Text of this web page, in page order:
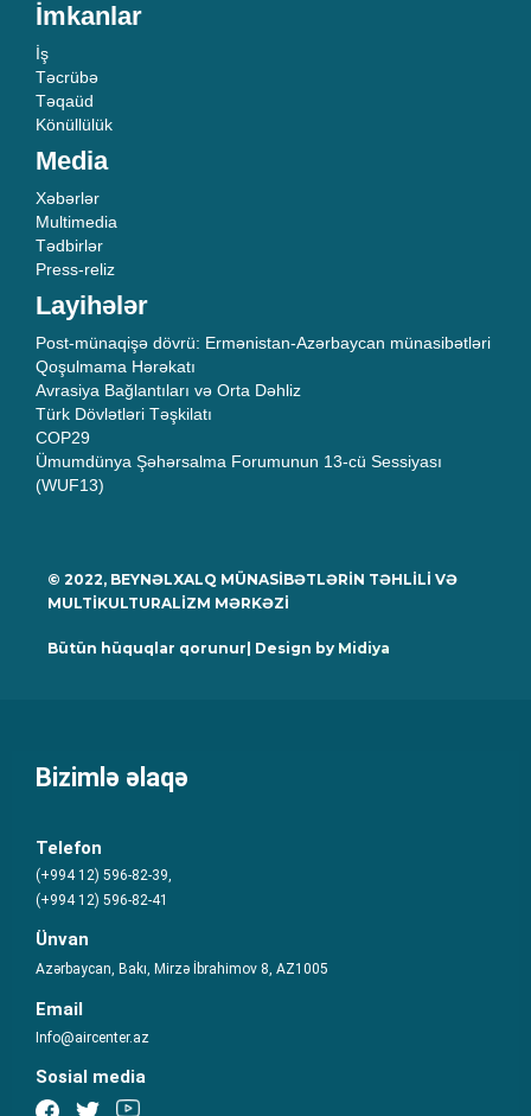
İmkanlar
İş
Təcrübə
Təqaüd
Könüllülük
Media
Xəbərlər
Multimedia
Tədbirlər
Press-reliz
Layihələr
Post-münaqişə dövrü: Ermənistan-Azərbaycan münasibətləri
Qoşulmama Hərəkatı
Avrasiya Bağlantıları və Orta Dəhliz
Türk Dövlətləri Təşkilatı
COP29
Ümumdünya Şəhərsalma Forumunun 13-cü Sessiyası
(WUF13)
© 2022, BEYNƏLXALQ MÜNASİBƏTLƏRİN TƏHLİLİ VƏ
MULTİKULTURALİZM MƏRKƏZİ
Bütün hüquqlar qorunur| Design by Midiya
Bizimlə əlaqə
Telefon
(+994 12) 596-82-39,
(+994 12) 596-82-41
Ünvan
Azərbaycan, Bakı, Mirzə İbrahimov 8, AZ1005
Email
Info@aircenter.az
Sosial media